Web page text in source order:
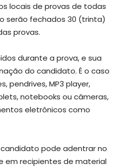
locais de provas de todas
serão fechados 30 (trinta)
provas.
durante a prova, e sua
do candidato. É o caso
pendrives, MP3 player,
notebooks ou câmeras,
eletrônicos como
pode adentrar no
em recipientes de material